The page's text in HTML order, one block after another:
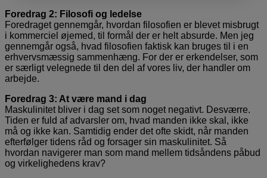
Foredrag 2: Filosofi og ledelse
Foredraget gennemgår, hvordan filosofien er blevet misbrugt
i kommerciel øjemed, til formål der er helt absurde. Men jeg
gennemgår også, hvad filosofien faktisk kan bruges til i en
erhvervsmæssig sammenhæng. For der er erkendelser, som
er særligt velegnede til den del af vores liv, der handler om
arbejde.
Foredrag 3: At være mand i dag
Maskulinitet bliver i dag set som noget negativt. Desværre.
Tiden er fuld af advarsler om, hvad manden ikke skal, ikke
må og ikke kan. Samtidig ender det ofte skidt, når manden
efterfølger tidens råd og forsager sin maskulinitet. Så
hvordan navigerer man som mand mellem tidsåndens påbud
og virkelighedens krav?